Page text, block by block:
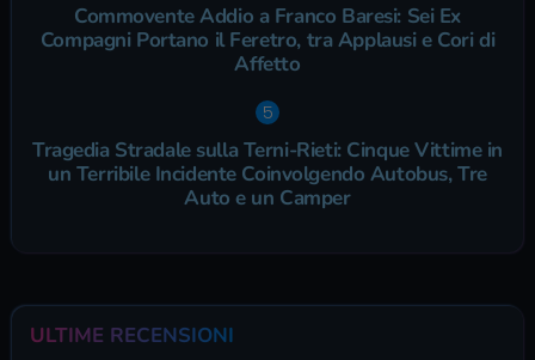
Commovente Addio a Franco Baresi: Sei Ex
Compagni Portano il Feretro, tra Applausi e Cori di
Affetto
Tragedia Stradale sulla Terni-Rieti: Cinque Vittime in
un Terribile Incidente Coinvolgendo Autobus, Tre
Auto e un Camper
ULTIME RECENSIONI